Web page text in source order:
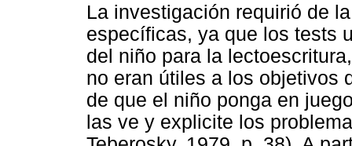
La investigación requirió de
específicas, ya que los tests
del niño para la
no eran útiles a los objetivos
de que el niño ponga en
las ve y explicite los